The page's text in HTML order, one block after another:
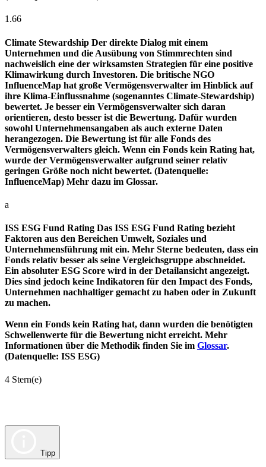
1.66
Climate Stewardship Der direkte Dialog mit einem
Unternehmen und die Ausübung von Stimmrechten sind
nachweislich eine der wirksamsten Strategien für eine positive
Klimawirkung durch Investoren. Die britische NGO
InfluenceMap hat große Vermögensverwalter im Hinblick auf
ihre Klima-Einflussnahme (sogenanntes Climate-Stewardship)
bewertet. Je besser ein Vermögensverwalter sich daran
orientieren, desto besser ist die Bewertung. Dafür wurden
sowohl Unternehmensangaben als auch externe Daten
herangezogen. Die Bewertung ist für alle Fonds des
Vermögensverwalters gleich. Wenn ein Fonds kein Rating hat,
wurde der Vermögensverwalter aufgrund seiner relativ
geringen Größe noch nicht bewertet. (Datenquelle:
InfluenceMap) Mehr dazu im Glossar.
a
ISS ESG Fund Rating Das ISS ESG Fund Rating bezieht
Faktoren aus den Bereichen Umwelt, Soziales und
Unternehmensführung mit ein. Mehr Sterne bedeuten, dass ein
Fonds relativ besser als seine Vergleichsgruppe abschneidet.
Ein absoluter ESG Score wird in der Detailansicht angezeigt.
Dies sind jedoch keine Indikatoren für den Impact des Fonds,
Unternehmen nachhaltiger gemacht zu haben oder in Zukunft
zu machen.
Wenn ein Fonds kein Rating hat, dann wurden die benötigten
Schwellenwerte für die Bewertung nicht erreicht. Mehr
Informationen über die Methodik finden Sie im Glossar.
(Datenquelle: ISS ESG)
4 Stern(e)
Tipp